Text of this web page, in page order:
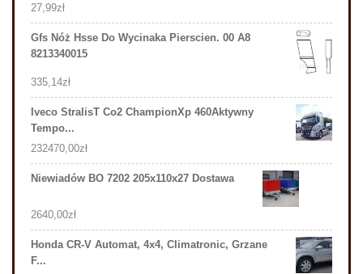
27,99zł
Gfs Nóż Hsse Do Wycinaka Pierscien. 00 A8
8213340015
335,14zł
Iveco StralisT Co2 ChampionXp 460Aktywny
Tempo...
232470,00zł
Niewiadów BO 7202 205x110x27 Dostawa
2640,00zł
Honda CR-V Automat, 4x4, Climatronic, Grzane
F...